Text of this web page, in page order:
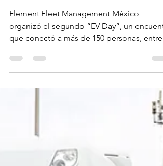
Element
demuestra el
potencial de
la movilidad
eléctrica
organizó el segundo “EV Day”, un
que conectó a más de 150 personas, entre
tomadores de...